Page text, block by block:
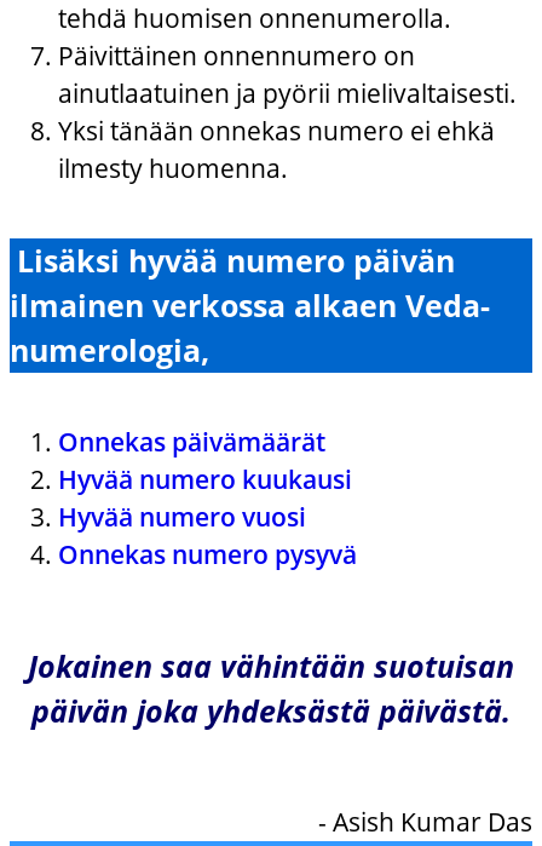
tehdä huomisen onnenumerolla.
Päivittäinen onnennumero on
ainutlaatuinen ja pyörii mielivaltaisesti.
Yksi tänään onnekas numero ei ehkä
ilmesty huomenna.
Lisäksi hyvää numero päivän
ilmainen verkossa alkaen Veda-
numerologia,
Onnekas päivämäärät
Hyvää numero kuukausi
Hyvää numero vuosi
Onnekas numero pysyvä
Jokainen saa vähintään suotuisan
päivän joka yhdeksästä päivästä.
- Asish Kumar Das